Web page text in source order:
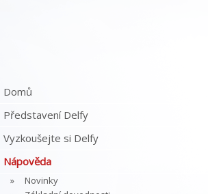
Domů
Představení Delfy
Vyzkoušejte si Delfy
Nápověda
Novinky